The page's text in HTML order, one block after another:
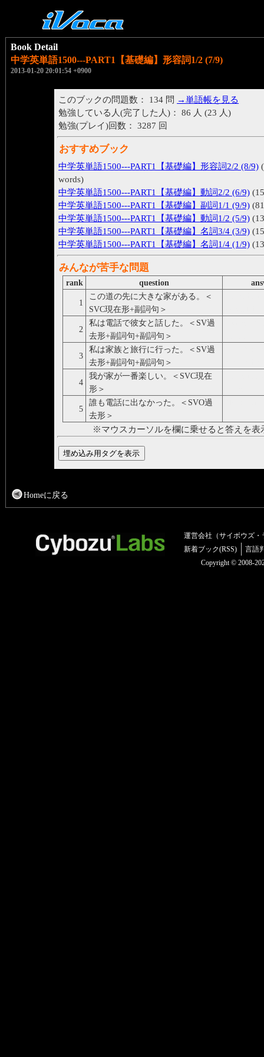
Book Detail
中学英単語1500---PART1【基礎編】形容詞1/2 (7/9)
2013-01-20 20:01:54 +0900
このブックの問題数： 134 問 →単語帳を見る
勉強している人(完了した人)： 86 人 (23 人)
勉強(プレイ)回数： 3287 回
おすすめブック
中学英単語1500---PART1【基礎編】形容詞2/2 (8/9)
words)
中学英単語1500---PART1【基礎編】動詞2/2 (6/9)
中学英単語1500---PART1【基礎編】副詞1/1 (9/9)
中学英単語1500---PART1【基礎編】動詞1/2 (5/9)
中学英単語1500---PART1【基礎編】名詞3/4 (3/9)
中学英単語1500---PART1【基礎編】名詞1/4 (1/9)
みんなが苦手な問題
rank question
1
この道の先に大きな家がある。＜
SVC現在形+副詞句＞
2
私は電話で彼女と話した。＜SV過
去形+副詞句+副詞句＞
3
私は家族と旅行に行った。＜SV過
去形+副詞句+副詞句＞
4
我が家が一番楽しい。＜SVC現在
形＞
5
誰も電話に出なかった。＜SVO過
去形＞
※マウスカーソルを欄に乗せると答えを表
Homeに戻る
運営会社（サイボウズ・
新着ブック(RSS)
言語
Copyright © 2008-